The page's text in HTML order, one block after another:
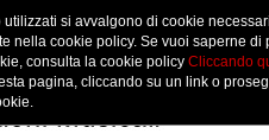
si avvalgono di cookie
nella cookie policy. Se vuoi saperne di
consulta la cookie policy Cliccando
pagina, cliccando su un link o